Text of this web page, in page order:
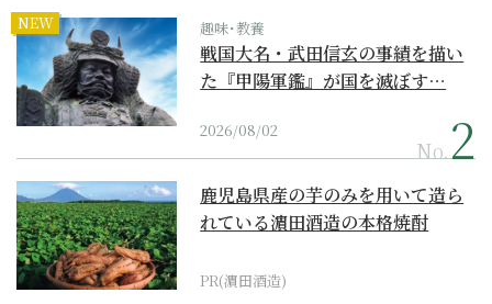
NEW 趣味･教養
戦国大名・武田信玄の事績を描い
た『甲陽軍鑑』が国を滅ぼす…
2026/08/02
No.
鹿児島県産の芋のみを用いて造ら
れている濵田酒造の本格焼酎
PR(濵田酒造)